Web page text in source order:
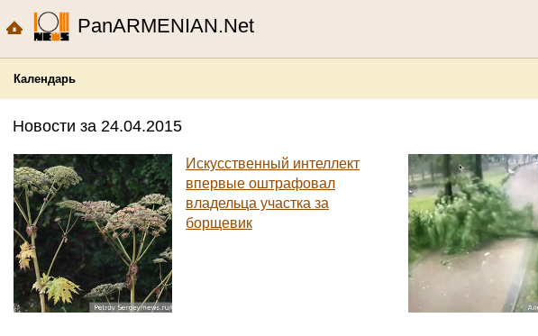
PanARMENIAN.Net
Календарь
Новости за 24.04.2015
Искусственный интеллект
впервые оштрафовал
владельца участка за
борщевик